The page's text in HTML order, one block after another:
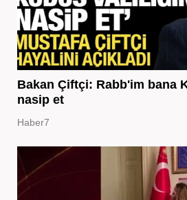
Bakan Çiftçi: Rabb'im bana
nasip et
Haber7